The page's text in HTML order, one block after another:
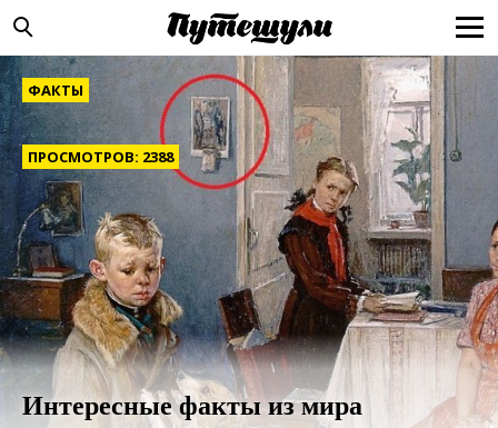
ФАКТЫ
ПРОСМОТРОВ: 2388
Интересные факты из мира